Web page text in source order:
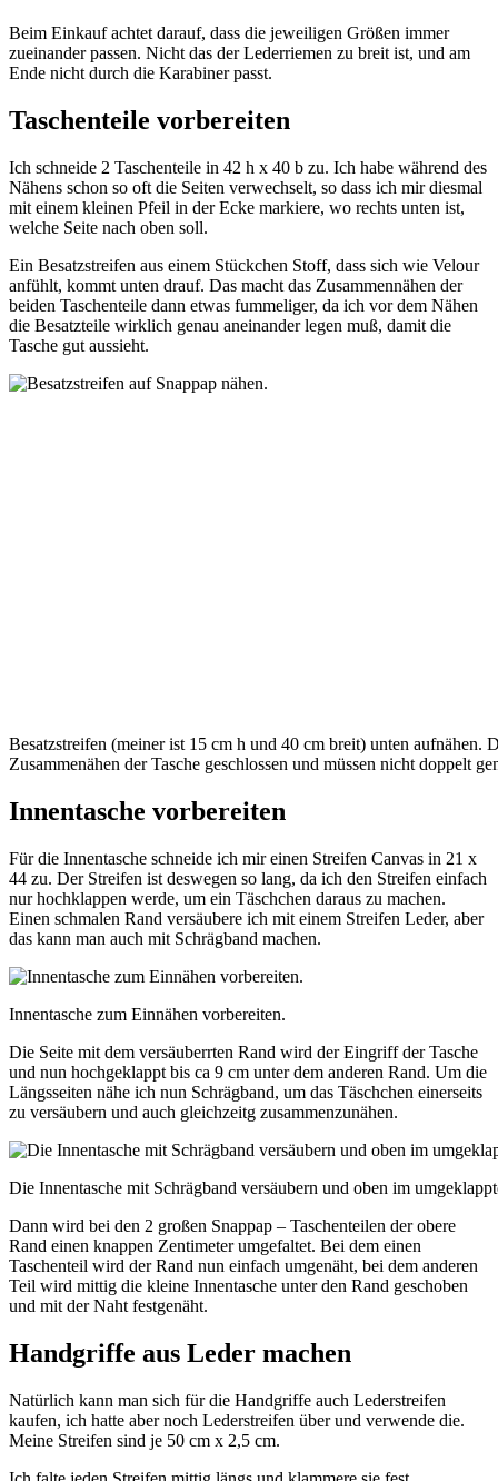
Beim Einkauf achtet darauf, dass die jeweiligen Größen immer
zueinander passen. Nicht das der Lederriemen zu breit ist, und am
Ende nicht durch die Karabiner passt.
Taschenteile vorbereiten
Ich schneide 2 Taschenteile in 42 h x 40 b zu. Ich habe während des
Nähens schon so oft die Seiten verwechselt, so dass ich mir diesmal
mit einem kleinen Pfeil in der Ecke markiere, wo rechts unten ist,
welche Seite nach oben soll.
Ein Besatzstreifen aus einem Stückchen Stoff, dass sich wie Velour
anfühlt, kommt unten drauf. Das macht das Zusammennähen der
beiden Taschenteile dann etwas fummeliger, da ich vor dem Nähen
die Besatzteile wirklich genau aneinander legen muß, damit die
Tasche gut aussieht.
Besatzstreifen (meiner ist 15 cm h und 40 cm breit) unten
Zusammenähen der Tasche geschlossen und müssen nicht doppelt
Innentasche vorbereiten
Für die Innentasche schneide ich mir einen Streifen Canvas in 21 x
44 zu. Der Streifen ist deswegen so lang, da ich den Streifen einfach
nur hochklappen werde, um ein Täschchen daraus zu machen.
Einen schmalen Rand versäubere ich mit einem Streifen Leder, aber
das kann man auch mit Schrägband machen.
Innentasche zum Einnähen vorbereiten.
Die Seite mit dem versäuberrten Rand wird der Eingriff der Tasche
und nun hochgeklappt bis ca 9 cm unter dem anderen Rand. Um die
Längsseiten nähe ich nun Schrägband, um das Täschchen einerseits
zu versäubern und auch gleichzeitg zusammenzunähen.
Die Innentasche mit Schrägband versäubern und oben im
Dann wird bei den 2 großen Snappap – Taschenteilen der obere
Rand einen knappen Zentimeter umgefaltet. Bei dem einen
Taschenteil wird der Rand nun einfach umgenäht, bei dem anderen
Teil wird mittig die kleine Innentasche unter den Rand geschoben
und mit der Naht festgenäht.
Handgriffe aus Leder machen
Natürlich kann man sich für die Handgriffe auch Lederstreifen
kaufen, ich hatte aber noch Lederstreifen über und verwende die.
Meine Streifen sind je 50 cm x 2,5 cm.